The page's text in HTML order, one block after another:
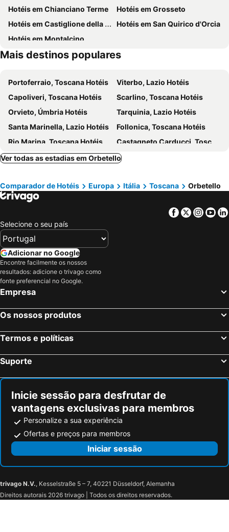
Hotéis em Chianciano Terme
Hotéis em Grosseto
Hotéis em Castiglione della Pescaia
Hotéis em San Quirico d'Orcia
Hotéis em Montalcino
Mais destinos populares
Portoferraio, Toscana Hotéis
Viterbo, Lazio Hotéis
Capoliveri, Toscana Hotéis
Scarlino, Toscana Hotéis
Orvieto, Úmbria Hotéis
Tarquinia, Lazio Hotéis
Santa Marinella, Lazio Hotéis
Follonica, Toscana Hotéis
Rio Marina, Toscana Hotéis
Castagneto Carducci, Toscana Hotéis
Castiglione d'Orcia, Toscana Hotéis
Porto Santo Stefano, Toscana Hotéis
Marina di Campo, Toscana Hotéis
Sovicille, Toscana Hotéis
Capalbio, Toscana Hotéis
Manciano, Toscana Hotéis
Florença, Toscana Hotéis
Siena, Toscana Hotéis
Lucca, Toscana Hotéis
Livorno, Toscana Hotéis
San Gimignano, Toscana Hotéis
Nápoles, Campanha Hotéis
Palermo, Sicília Hotéis
Verona, Veneto Hotéis
Ver todas as estadias em Orbetello
Comparador de Hotéis Europa Itália Toscana Orbetello
Facebook
Twitter
Selecione o seu país
Adicionar no Google
Encontre facilmente os nossos
resultados: adicione o trivago como
fonte preferencial no Google.
Empresa
Os nossos produtos
Termos e políticas
Suporte
Inicie sessão para desfrutar de
vantagens exclusivas para membros
Personalize a sua experiência
Ofertas e preços para membros
Iniciar sessão
trivago N.V., Kesselstraße 5 – 7, 40221 Düsseldorf, Alemanha
Direitos autorais 2026 trivago | Todos os direitos reservados.